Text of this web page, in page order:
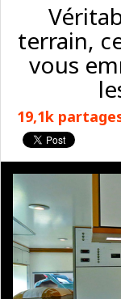
terrain,
vous
19,1k